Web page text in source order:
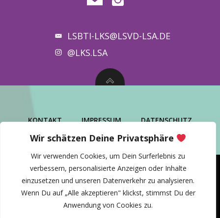
Wir schätzen Deine Privatsphäre
Wir verwenden Cookies, um Dein Surferlebnis zu
verbessern, personalisierte Anzeigen oder Inhalte
einzusetzen und unseren Datenverkehr zu analysieren.
Wenn Du auf „Alle akzeptieren" klickst, stimmst Du der
Anwendung von Cookies zu.
LSBTI-LKS@LSVD-LSA.DE
@LKS.LSA
KONTAKT IMPRESSUM DATENSCHUTZ
© 2026 lsbti* Landeskoordinierungsstelle
Sachsen-Anhalt Nord